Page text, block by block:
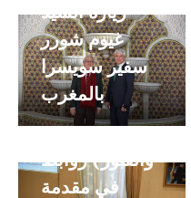
زيارة السيد
غيوم شورر
سفير سويسرا
بالمغرب
بالأطلس،
إيكودار (مخازن
الحبوب)
والزوايا
(المساجد
والقبور) روابط
في مقدمة